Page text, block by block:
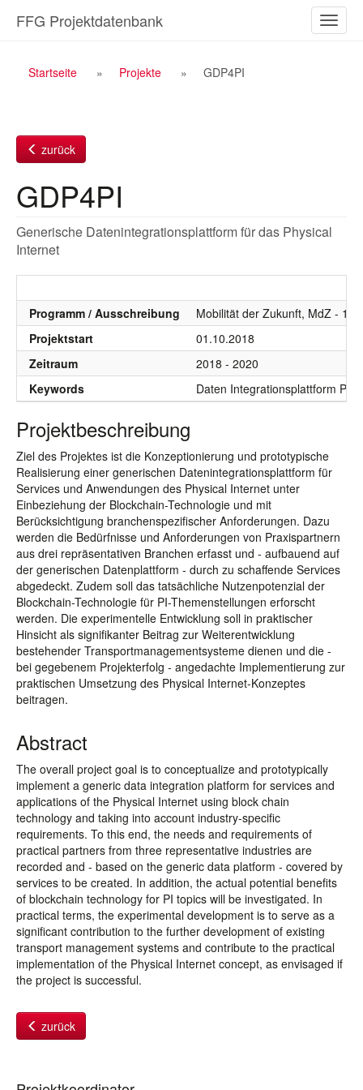
Inhalt
ein-/
FFG Projektdatenbank
Breadcrumb
Startseite Projekte GDP4PI
zurück
GDP4PI
Generische Datenintegrationsplattform für das Physical
Internet
Programm / Ausschreibung
Mobilität der Zukunft, MdZ -
Projektstart
01.10.2018
Zeitraum
2018 - 2020
Keywords
Daten Integrationsplattform
Projektbeschreibung
Ziel des Projektes ist die Konzeptionierung und prototypische
Realisierung einer generischen Datenintegrationsplattform für
Services und Anwendungen des Physical Internet unter
Einbeziehung der Blockchain-Technologie und mit
Berücksichtigung branchenspezifischer Anforderungen. Dazu
werden die Bedürfnisse und Anforderungen von Praxispartnern
aus drei repräsentativen Branchen erfasst und - aufbauend auf
der generischen Datenplattform - durch zu schaffende Services
abgedeckt. Zudem soll das tatsächliche Nutzenpotenzial der
Blockchain-Technologie für PI-Themenstellungen erforscht
werden. Die experimentelle Entwicklung soll in praktischer
Hinsicht als signifikanter Beitrag zur Weiterentwicklung
bestehender Transportmanagementsysteme dienen und die -
bei gegebenem Projekterfolg - angedachte Implementierung zur
praktischen Umsetzung des Physical Internet-Konzeptes
beitragen.
Abstract
The overall project goal is to conceptualize and prototypically
implement a generic data integration platform for services and
applications of the Physical Internet using block chain
technology and taking into account industry-specific
requirements. To this end, the needs and requirements of
practical partners from three representative industries are
recorded and - based on the generic data platform - covered by
services to be created. In addition, the actual potential benefits
of blockchain technology for PI topics will be investigated. In
practical terms, the experimental development is to serve as a
significant contribution to the further development of existing
transport management systems and contribute to the practical
implementation of the Physical Internet concept, as envisaged if
the project is successful.
zurück